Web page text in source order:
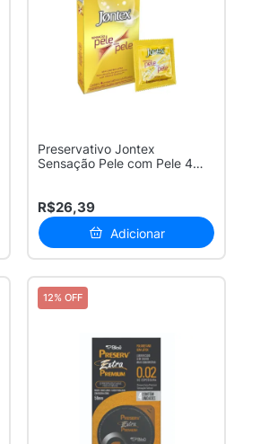
Preservativo Jontex
Sensação Pele com Pele 4
R$26,39
Adicionar
12% OFF